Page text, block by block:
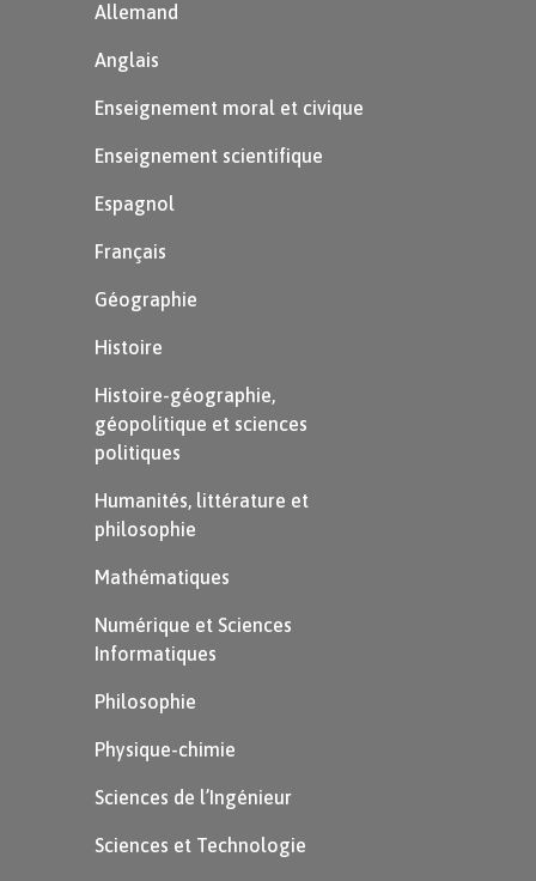
Prévenir
La première étape est derespecter sa sécurité et
celle des autres. Cela signifie comprendre la
valeur du bien-être de tous et respecter des
éviter tout danger
À retenir
dangers et respecter les règles de
sécurité, cela s’appelle de la
, car cela sert à éviter qu’un
Allemand
Anglais
Enseignement moral et civique
Enseignement scientifique
Espagnol
Français
Géographie
Histoire
Histoire-géographie,
géopolitique et sciences
politiques
Humanités, littérature et
philosophie
Mathématiques
Numérique et Sciences
Informatiques
Philosophie
Physique-chimie
Sciences de l’Ingénieur
Sciences et Technologie